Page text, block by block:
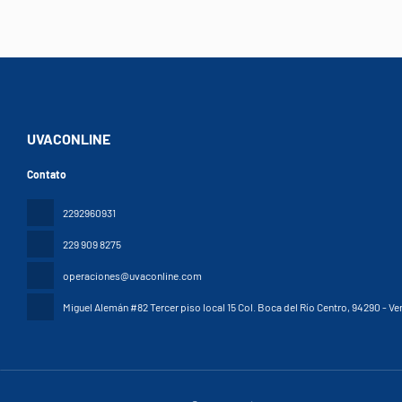
UVACONLINE
Contato
2292960931
229 909 8275
operaciones@uvaconline.com
Miguel Alemán #82 Tercer piso local 15 Col. Boca del Río Centro, 94290 -